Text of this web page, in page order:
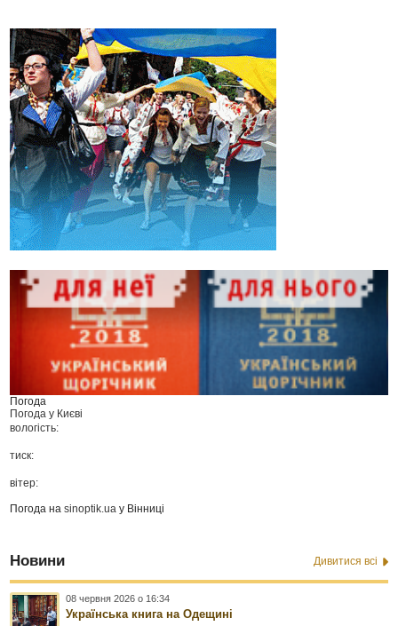
Погода
Погода у Києві
вологість:
тиск:
вітер:
Погода наsinoptik.ua у Вінниці
Новини Дивитися всі
08 червня 2026 о 16:34
Українська книга на Одещині